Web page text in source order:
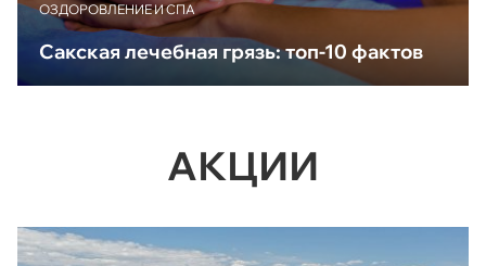
ОЗДОРОВЛЕНИЕ И СПА
Сакская лечебная грязь: топ-10 фактов
АКЦИИ